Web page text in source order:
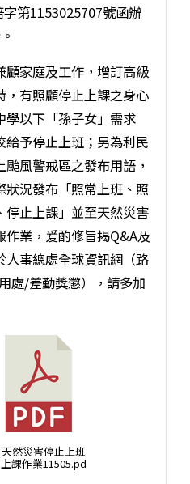
第1153025707號函辦
顧家庭及工作，增訂高級
，有照顧停止上課之身心
學以下「孫子女」需求
予停止上班；另為利民
風警戒區之發布用語，
況發布「照常上班、照
停止上課」並至天然災害
業，爰酌修旨揭Q&A及
人事總處全球資訊網（路
處/差勤獎懲），請多加
然災害停止上班
課作業11505.pd